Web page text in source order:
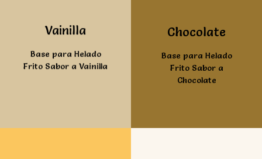
Vainilla
Base para Helado
Frito Sabor a Vainilla
Ver mas Chocolate
Base para Helado
Frito Sabor a
Chocolate